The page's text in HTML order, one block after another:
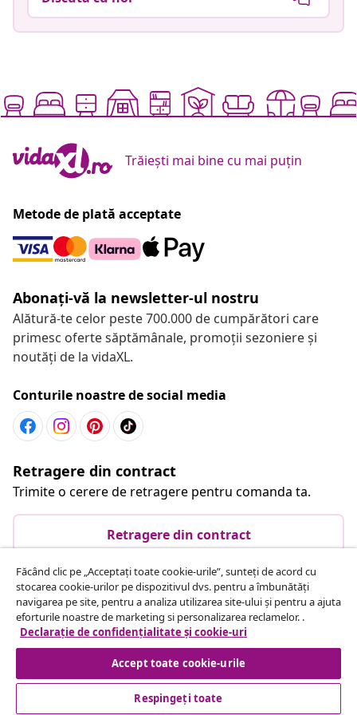
Trăiești mai bine cu mai puțin
Metode de plată acceptate
Abonați-vă la newsletter-ul nostru
Alătură-te celor peste 700.000 de cumpărători care
primesc oferte săptămânale, promoții sezoniere și
noutăți de la vidaXL.
Conturile noastre de social media
Retragere din contract
Trimite o cerere de retragere pentru comanda ta.
Retragere din contract
Serviciu clienți
Business
Făcând clic pe „Acceptați toate cookie-urile”, sunteți de acord cu
stocarea cookie-urilor pe dispozitivul dvs. pentru a îmbunătăți
navigarea pe site, pentru a analiza utilizarea site-ului și pentru a ajuta
eforturile noastre de marketing si personalizarea reclamelor. .
Declarație de confidențialitate și cookie-uri
Accept toate cookie-urile
Respingeți toate